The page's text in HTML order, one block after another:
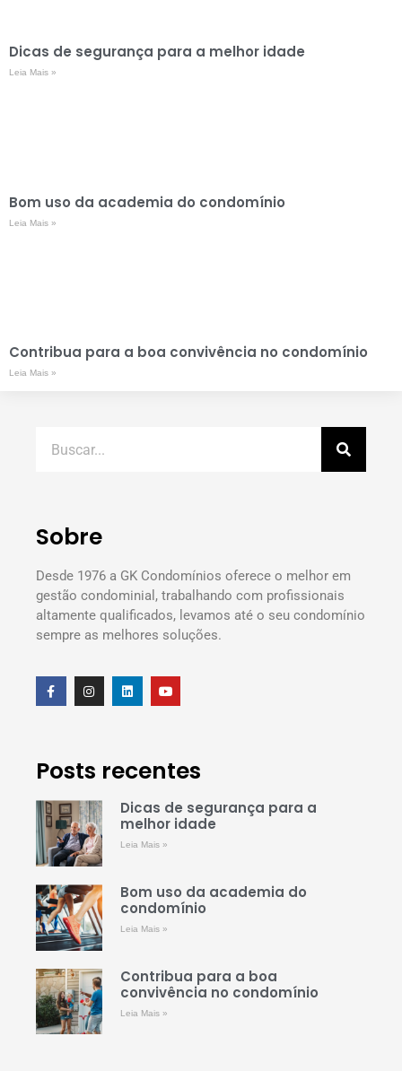
Dicas de segurança para a melhor idade
Leia Mais »
Bom uso da academia do condomínio
Leia Mais »
Contribua para a boa convivência no condomínio
Leia Mais »
Sobre
Desde 1976 a GK Condomínios oferece o melhor em
gestão condominial, trabalhando com profissionais
altamente qualificados, levamos até o seu condomínio
sempre as melhores soluções.
Posts recentes
Dicas de segurança para a
melhor idade
Leia Mais »
Bom uso da academia do
condomínio
Leia Mais »
Contribua para a boa
convivência no condomínio
Leia Mais »